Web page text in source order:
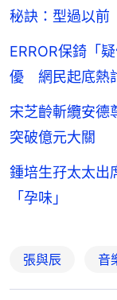
秘訣：型過以前
ERROR保錡「
優 網民起底熱
宋芝齡斬纜安
突破億元大關
鍾培生孖太太
「孕味」
張與辰 音